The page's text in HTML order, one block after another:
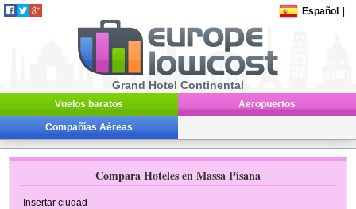
Español
Grand Hotel Continental
Vuelos baratos Aeropuertos
Compañías Aéreas
Compara Hoteles en Massa Pisana
Insertar ciudad